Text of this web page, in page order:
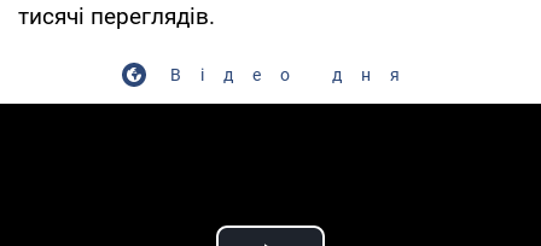
тисячі переглядів.
Відео дня